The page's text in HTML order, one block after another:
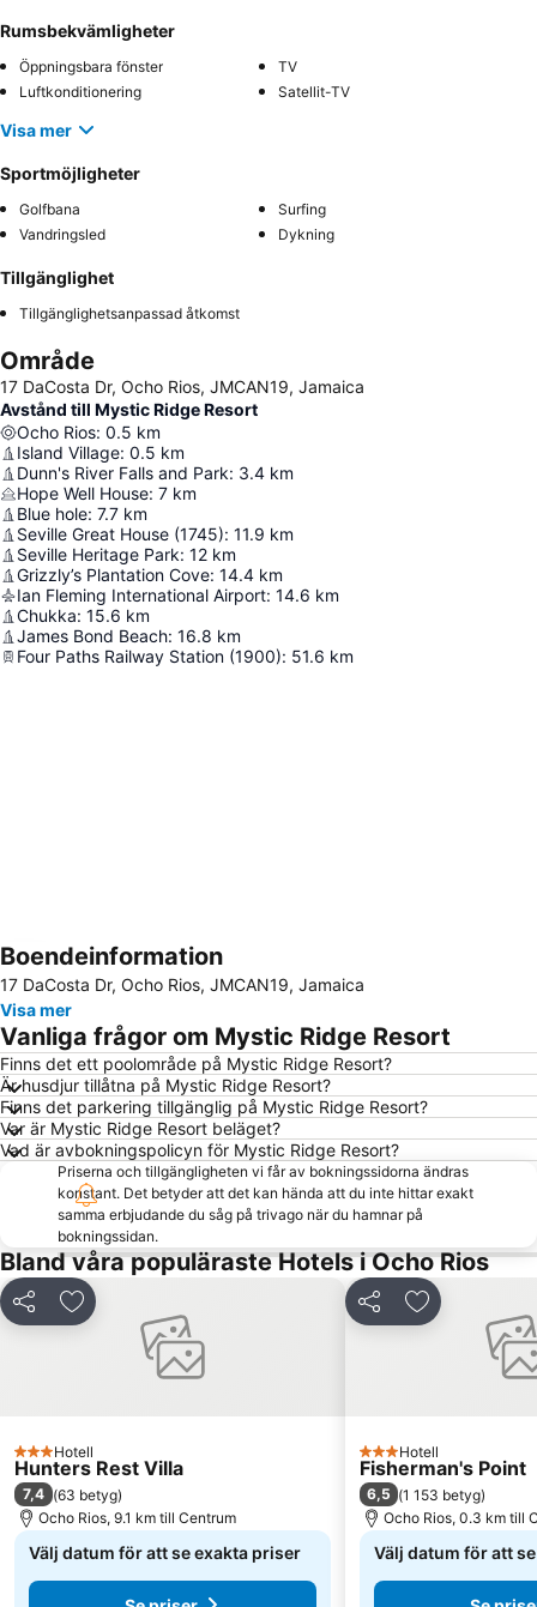
Rumsbekvämligheter
Öppningsbara fönster
TV
Luftkonditionering
Satellit-TV
Visa mer
Sportmöjligheter
Golfbana
Surfing
Vandringsled
Dykning
Tillgänglighet
Tillgänglighetsanpassad åtkomst
Område
17 DaCosta Dr, Ocho Rios, JMCAN19, Jamaica
Avstånd till Mystic Ridge Resort
Ocho Rios: 0.5 km
Island Village: 0.5 km
Dunn's River Falls and Park: 3.4 km
Hope Well House: 7 km
Blue hole: 7.7 km
Seville Great House (1745): 11.9 km
Seville Heritage Park: 12 km
Grizzly’s Plantation Cove: 14.4 km
Ian Fleming International Airport: 14.6 km
Chukka: 15.6 km
James Bond Beach: 16.8 km
Four Paths Railway Station (1900): 51.6 km
Förstora kartan
Boendeinformation
17 DaCosta Dr, Ocho Rios, JMCAN19, Jamaica
Visa mer
Vanliga frågor om Mystic Ridge Resort
Finns det ett poolområde på Mystic Ridge Resort?
Är husdjur tillåtna på Mystic Ridge Resort?
Finns det parkering tillgänglig på Mystic Ridge Resort?
Var är Mystic Ridge Resort beläget?
Vad är avbokningspolicyn för Mystic Ridge Resort?
Priserna och tillgängligheten vi får av bokningssidorna ändras
konstant. Det betyder att det kan hända att du inte hittar exakt
samma erbjudande du såg på trivago när du hamnar på
bokningssidan.
Bland våra populäraste Hotels i Ocho Rios
Dela Lägg till i Mina Favoriter
3 Stjärnor
Hotell
Hunters Rest Villa
7,4 (63 betyg)
Ocho Rios, 9.1 km till Centrum
Välj datum för att se exakta priser
Dela Lägg till i
3 Stjärnor
Hotell
Fisherman's Point
6,5 (1 153 betyg)
Ocho Rios, 0.3 km till
Välj datum för att